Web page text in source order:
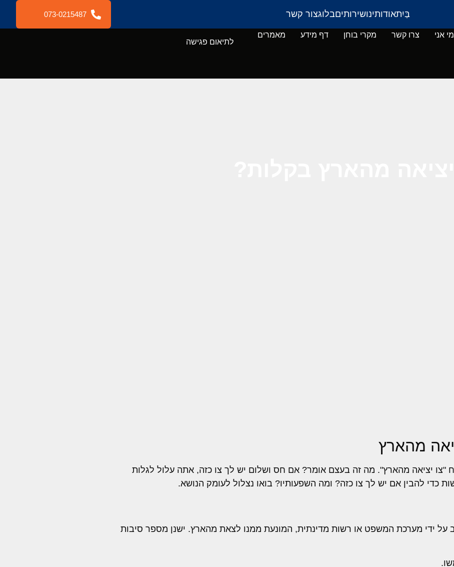
073-0215487 בַּיִתאודותינושירותיםבלוגצור קשר
מי אני צרו קשר מקרי בוחן דף מידע
מאמרים
לתיאום פגישה
מהארץ
"צו יציאה מהארץ". מה זה בעצם אומר? אם חס ושלום יש לך צו כזה, אתה עלול לגלות
להבין אם יש לך צו כזה? ומה השפעותיו? בואו נצלול לעומק הנושא.
ידי מערכת המשפט או רשות מדינתית, המונעת ממנו לצאת מהארץ. ישנן מספר סיבות